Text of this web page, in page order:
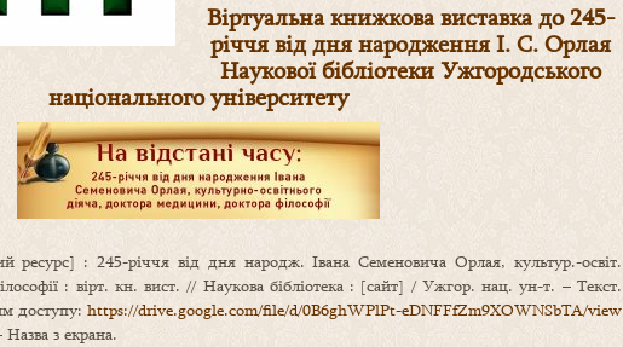
Віртуальна книжкова виставка до 245-
річчя від дня народження І. С. Орлая
Наукової бібліотеки Ужгородського
національного університету
ресурс] : 245-річчя від дня народж. Івана Семеновича Орлая, культур.-освіт.
: вірт. кн. вист. // Наукова бібліотека : [сайт] / Ужгор. нац. ун-т. – Текст.
доступу: https://drive.google.com/file/d/0B6ghWPlPt-eDNFFfZm9XOWNSbTA/view
з екрана.